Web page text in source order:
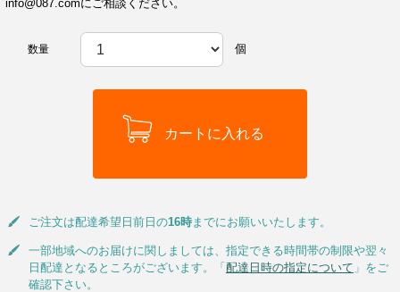
info@087.comにご相談ください。
数量 個
ご注文は配達希望日前日の16時までにお願いいたします。
一部地域へのお届けに関しましては、指定できる時間帯の制限や翌々
日配達となるところがございます。「配達日時の指定について 」をご
確認下さい。